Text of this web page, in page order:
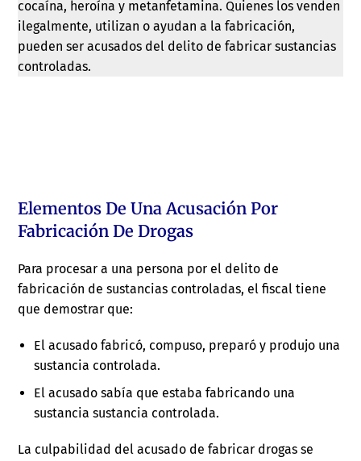
cocaína, heroína y metanfetamina. Quienes los venden
ilegalmente, utilizan o ayudan a la fabricación,
pueden ser acusados del delito de fabricar sustancias
controladas.
Elementos De Una Acusación Por
Fabricación De Drogas
Para procesar a una persona por el delito de
fabricación de sustancias controladas, el fiscal tiene
que demostrar que:
El acusado fabricó, compuso, preparó y produjo una
sustancia controlada.
El acusado sabía que estaba fabricando una
sustancia sustancia controlada.
La culpabilidad del acusado de fabricar drogas se